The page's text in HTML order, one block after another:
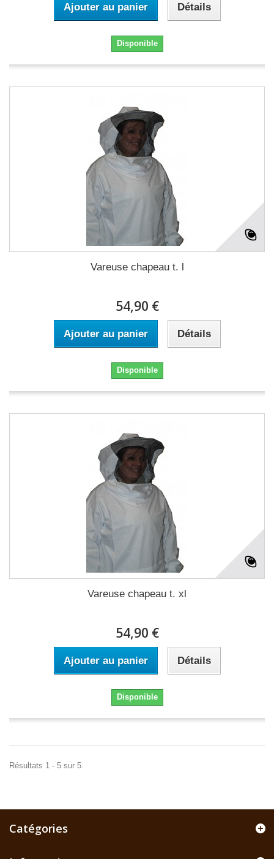
Ajouter au panier Détails
Disponible
Vareuse chapeau t. l
54,90 €
Ajouter au panier Détails
Disponible
Vareuse chapeau t. xl
54,90 €
Ajouter au panier Détails
Disponible
Résultats 1 - 5 sur 5.
Catégories